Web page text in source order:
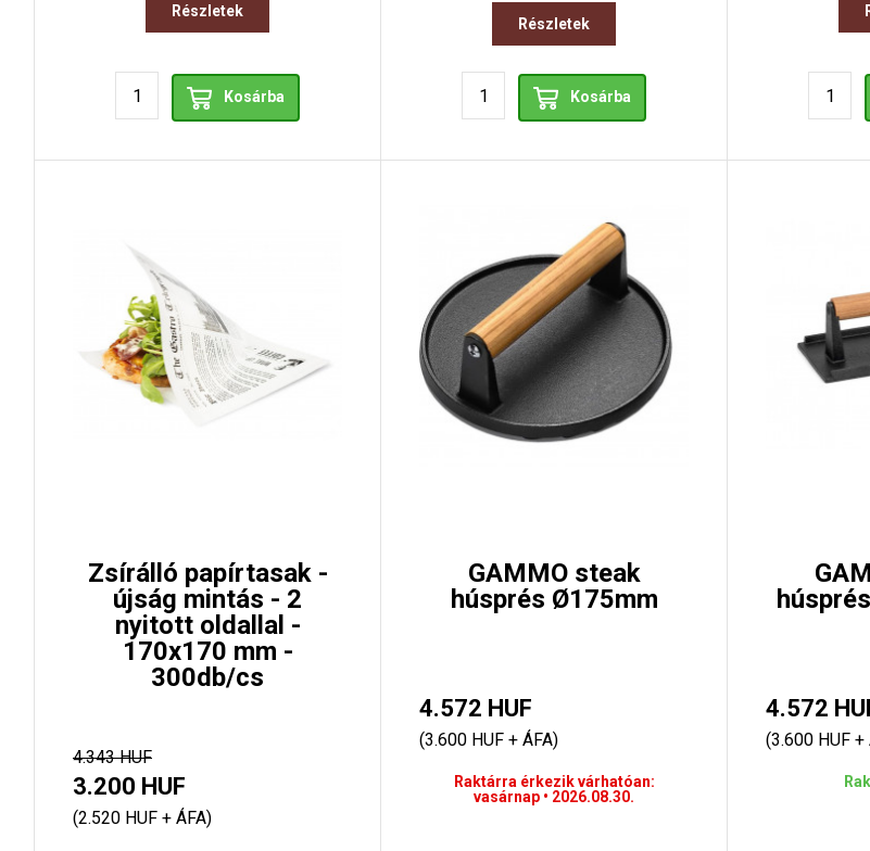
Részletek
Kosárba
Részletek
Kosárba
Zsírálló papírtasak -
újság mintás - 2
nyitott oldallal -
170x170 mm -
300db/cs
4.343 HUF
3.200 HUF
(2.520 HUF + ÁFA)
GAMMO steak
húsprés Ø175mm
4.572 HUF
(3.600 HUF + ÁFA)
Raktárra érkezik várhatóan:
vasárnap • 2026.08.30.
4.572
(3.600 HUF +